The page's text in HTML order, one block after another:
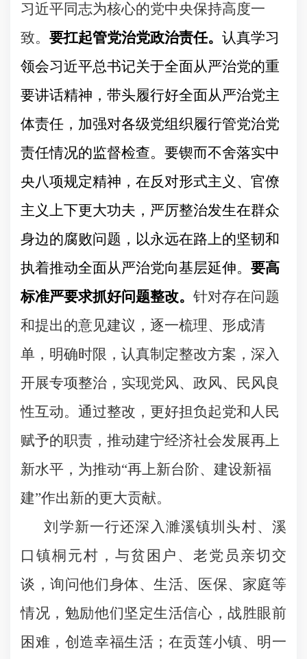
习近平同志为核心的党中央保持高度一
致。 要扛起管党治党政治责任。 认真学习
领会习近平总书记关于全面从严治党的重
要讲话精神，带头履行好全面从严治党主
体责任，加强对各级党组织履行管党治党
责任情况的监督检查。要锲而不舍落实中
央八项规定精神，在反对形式主义、官僚
主义上下更大功夫，严厉整治发生在群众
身边的腐败问题，以永远在路上的坚韧和
执着推动全面从严治党向基层延伸。 要高
标准严要求抓好问题整改。 针对存在问题
和提出的意见建议，逐一梳理、形成清
单，明确时限，认真制定整改方案，深入
开展专项整治，实现党风、政风、民风良
性互动。通过整改，更好担负起党和人民
赋予的职责，推动建宁经济社会发展再上
新水平，为推动“再上新台阶、建设新福
建”作出新的更大贡献。
刘学新一行还深入濉溪镇圳头村、溪
口镇桐元村，与贫困户、老党员亲切交
谈，询问他们身体、生活、医保、家庭等
情况，勉励他们坚定生活信心，战胜眼前
困难，创造幸福生活；在贡莲小镇、明一